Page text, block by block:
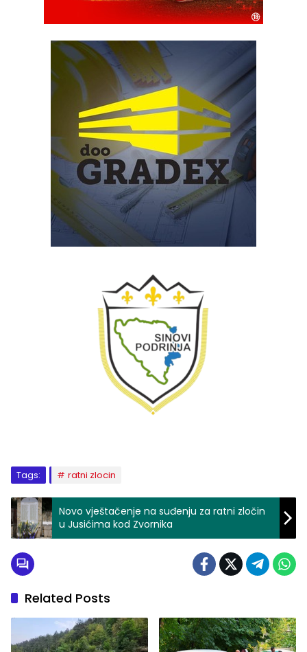
Tags: ratni zlocin
Novo vještačenje na suđenju za ratni zločin
u Jusićima kod Zvornika
Related Posts